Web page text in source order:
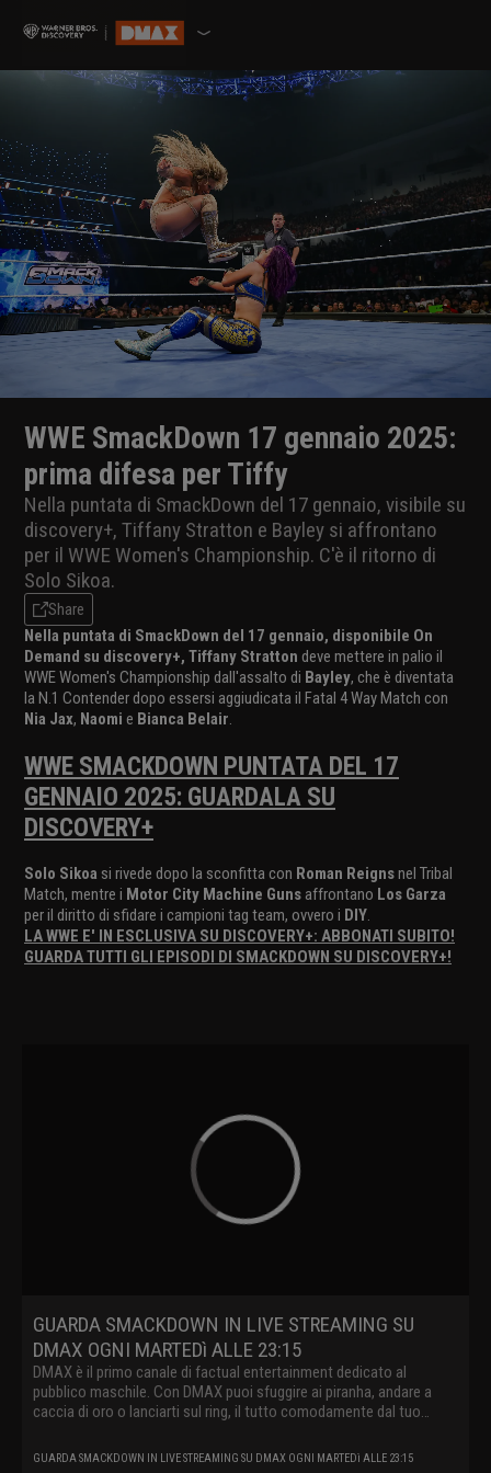
WWE SmackDown 17 gennaio 2025:
prima difesa per Tiffy
Nella puntata di SmackDown del 17 gennaio, visibile su
discovery+, Tiffany Stratton e Bayley si affrontano
per il WWE Women's Championship. C'è il ritorno di
Solo Sikoa.
Share
Nella puntata di SmackDown del 17 gennaio, disponibile On
Demand su discovery+, Tiffany Stratton deve mettere in palio il
WWE Women's Championship dall'assalto di Bayley, che è diventata
la N.1 Contender dopo essersi aggiudicata il Fatal 4 Way Match con
Nia Jax, Naomi e Bianca Belair.
WWE SMACKDOWN PUNTATA DEL 17
GENNAIO 2025: GUARDALA SU
DISCOVERY+
Solo Sikoa si rivede dopo la sconfitta con Roman Reignsnel Tribal
Match, mentre i Motor City Machine Guns affrontano Los Garza
per il diritto di sfidare i campioni tag team, ovvero i DIY.
LA WWE E' IN ESCLUSIVA SU DISCOVERY+: ABBONATI SUBITO!
GUARDA TUTTI GLI EPISODI DI SMACKDOWN SU DISCOVERY+!
GUARDA SMACKDOWN IN LIVE STREAMING SU
DMAX OGNI MARTEDì ALLE 23:15
DMAX è il primo canale di factual entertainment dedicato al
pubblico maschile. Con DMAX puoi sfuggire ai piranha, andare a
caccia di oro o lanciarti sul ring, il tutto comodamente dal tuo
GUARDA SMACKDOWN IN LIVE STREAMING SU DMAX OGNI MARTEDì ALLE 23:15